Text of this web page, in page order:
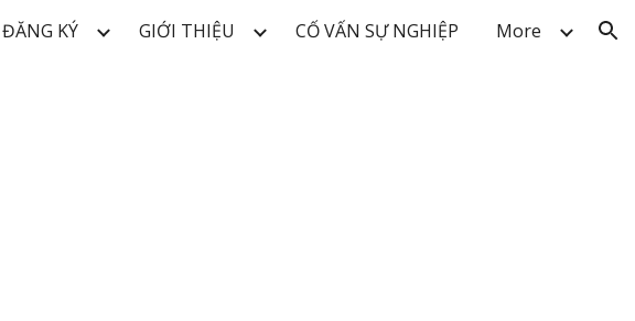
Skip to navigation
ĐĂNG KÝ GIỚI THIỆU CỐ VẤN SỰ NGHIỆP More